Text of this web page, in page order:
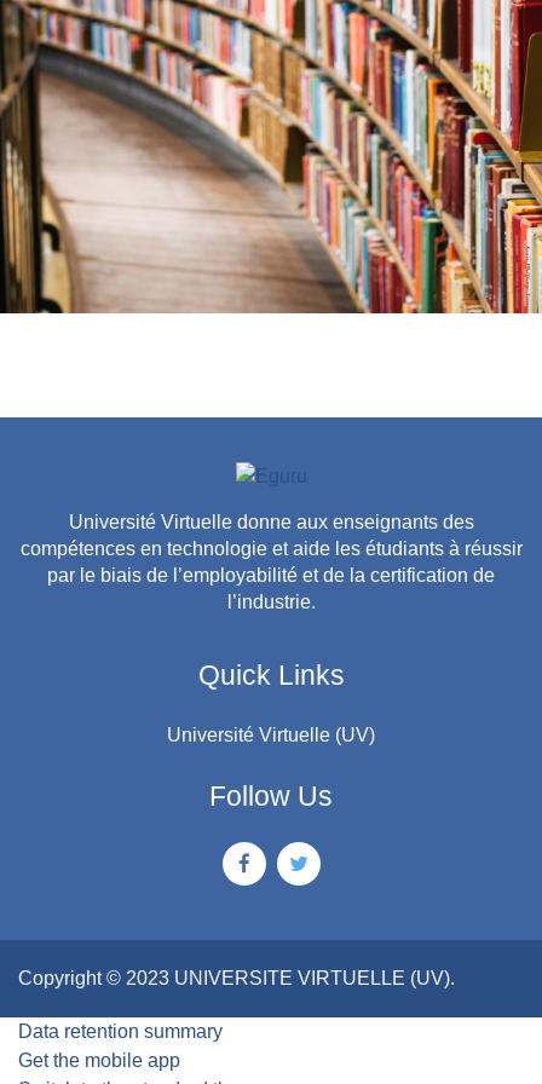
Université Virtuelle donne aux enseignants des
compétences en technologie et aide les étudiants à réussir
par le biais de l’employabilité et de la certification de
l’industrie.
Quick Links
Université Virtuelle (UV)
Follow Us
Copyright © 2023 UNIVERSITE VIRTUELLE (UV).
Data retention summary
Get the mobile app